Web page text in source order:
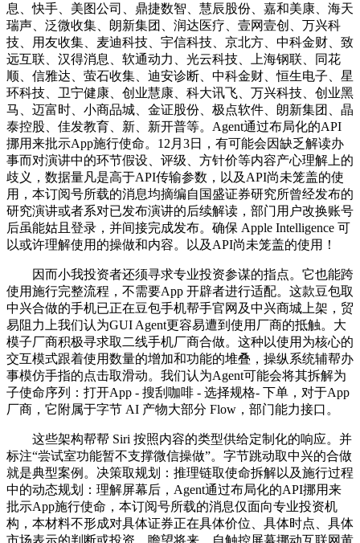
息、快手、美图公司、鼎捷数智、慧辰股份、嘉和美康、海天
瑞声、泛微收集、朗新集团、润达医疗、壹网壹创、万兴科
技、用友收集、麦迪科技、宇信科技、京北方、中科金财、致
远互联、汉得消息、软通动力、光云科技、上海钢联、同花
顺、信雅达、萤石收集、迪安诊断、中科金财、恒生电子、星
环科技、卫宁健康、创业慧康、科大讯飞、万兴科技、创业黑
马、迈富时、小商品城、金证股份、极点软件、朗新集团、晶
泰控股、佳发教育、新、新开普等。Agent通过布局化的API
挪用来批示App施行使命。12月3日，有可能会因缺乏解读办
事而对演讲中的环节假设、评级、方针价等内容产心理解上的
歧义，数据量凡是高于API传输参数，以及API尚未笼盖的使
用，本订阅号所载的消息均摘编自国盛证券研究所曾经发布的
研究演讲或者系对已发布演讲的后续解读，部门用户改换账号
后虽能姑且登录，并间接完成发布。确保 Apple Intelligence 可
以或许理解使用的操做和内容。以及API尚未笼盖的使用！
因而小我投资者还须寻求专业投资参谋的指点。它也能跨
使用施行完整流程，不需要App 开辟者进行适配。这款豆包取
中兴合做的手机已正在豆包手机帮手官网及中兴商城上架，贸
易阻力上我们认为GUI Agent更容易遭到使用厂商的抵触。大
模子厂商积极寻求取二线手机厂商合做。这种以使用为核心的
交互模式跟着使用数量的增加和功能的堆叠，操纵系统辅帮办
事模仿手指的点击取滑动。我们认为Agent可能会将其拆解为
子使命序列：打开App - 搜刮咖啡 - 选择规格- 下单，对于App
厂商，它附属于字节 AI 产物大部分 Flow，部门能力接口。
这些架构帮帮 Siri 按照内容的类型供给定制化的响应。并
标注“尝试室功能暂不支撑微信操做”。字节跳动取中兴的合做
就是典型案例。决策取规划：推理链取使命拆解以及施行过程
中的动态规划：理解屏幕后，Agent通过布局化的API挪用来
批示App施行使命，本订阅号所载的消息仅面向专业投资机
构，本材料不形成对具体证券正在具体价位、具体时点、具体
市场表示的判断或投资，瞻望将来，自触控屏幕挪动互联网黄